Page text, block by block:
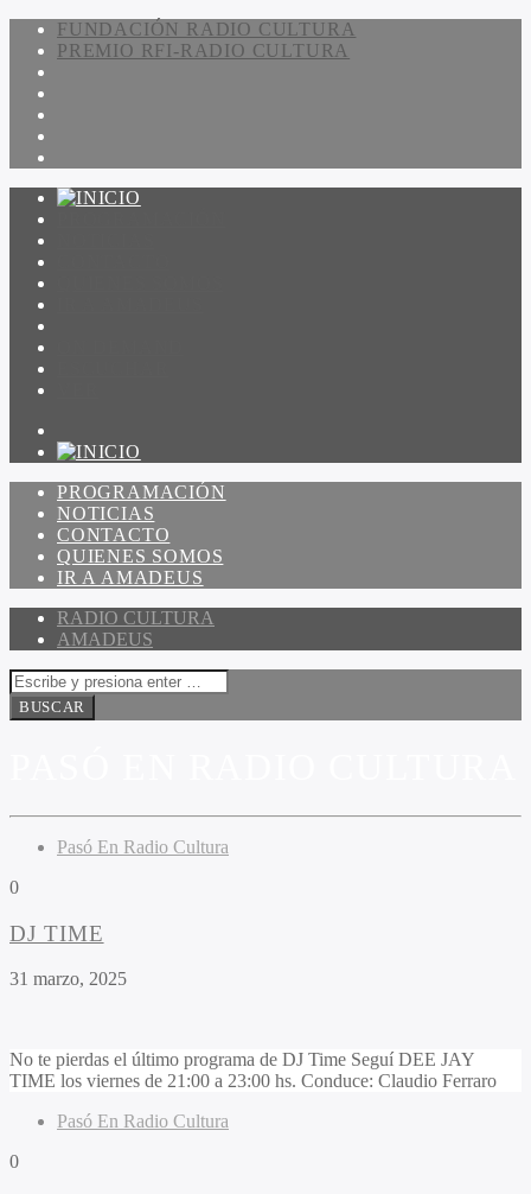
FUNDACIÓN RADIO CULTURA
PREMIO RFI-RADIO CULTURA
PROGRAMACIÓN
NOTICIAS
CONTACTO
QUIENES SOMOS
IR A AMADEUS
RADIO CULTURA
AMADEUS
Pasó En Radio Cultura
0
DJ TIME
31 marzo, 2025
No te pierdas el último programa de DJ Time Seguí DEE JAY
TIME los viernes de 21:00 a 23:00 hs. Conduce: Claudio Ferraro
Pasó En Radio Cultura
0